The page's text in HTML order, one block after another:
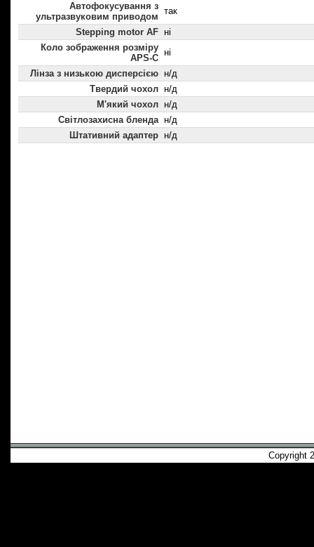
Автофокусування з
ультразвуковим приводом
так
Stepping motor AF ні
Коло зображення розміру
APS-C
ні
Лінза з низькою дисперсією н/д
Твердий чохол н/д
М'який чохол н/д
Світлозахисна бленда н/д
Штативний адаптер н/д
Copyright